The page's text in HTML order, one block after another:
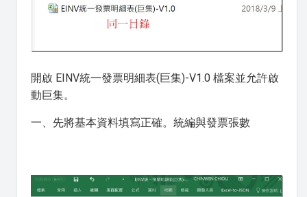
開啟 EINV統一發票明細表(巨集)-V1.0 檔案並允許啟
動巨集。
一、先將基本資料填寫正確。統編與發票張數